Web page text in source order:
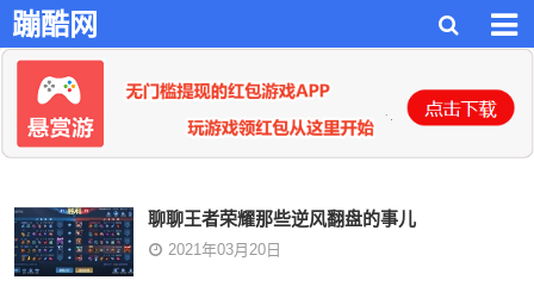
蹦酷网
聊聊王者荣耀那些逆风翻盘的事儿
2021年03月20日